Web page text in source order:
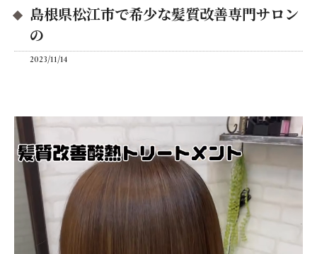
島根県松江市で希少な髪質改善専門サロン
の
2023/11/14